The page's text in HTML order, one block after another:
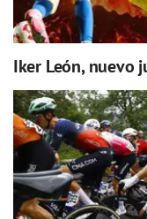
Iker León, nuevo